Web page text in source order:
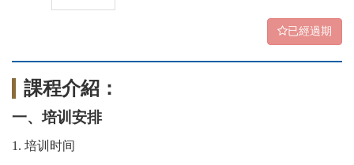
已經過期
課程介紹：
一、培训安排
1. 培训时间